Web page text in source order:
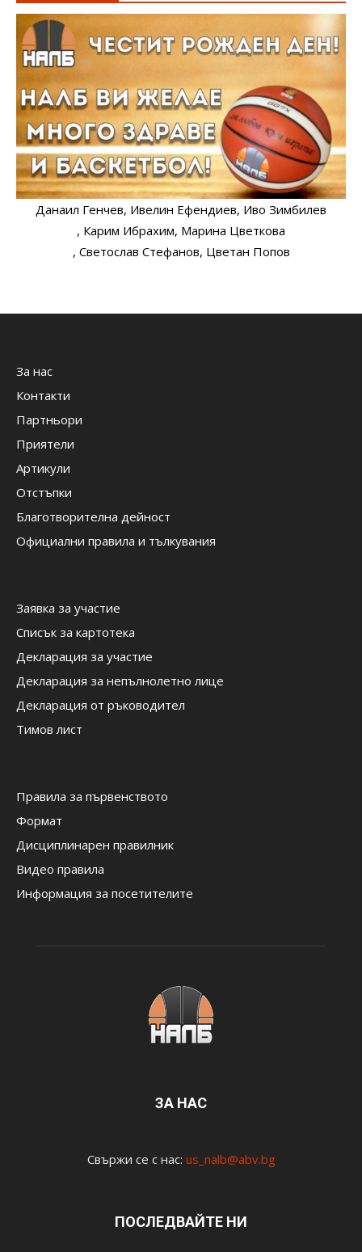
Данаил Генчев, Ивелин Ефендиев, Иво Зимбилев
, Карим Ибрахим, Марина Цветкова
, Светослав Стефанов, Цветан Попов
За нас
Контакти
Партньори
Приятели
Артикули
Отстъпки
Благотворителна дейност
Официални правила и тълкувания
Заявка за участие
Списък за картотека
Декларация за участие
Декларация за непълнолетно лице
Декларация от ръководител
Тимов лист
Правила за първенството
Формат
Дисциплинарен правилник
Видео правила
Информация за посетителите
ЗА НАС
Свържи се с нас: us_nalb@abv.bg
ПОСЛЕДВАЙТЕ НИ